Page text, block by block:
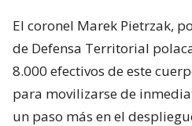
El coronel Marek Pietrzak,
de Defensa Territorial
8.000 efectivos de este
para movilizarse de
un paso más en el